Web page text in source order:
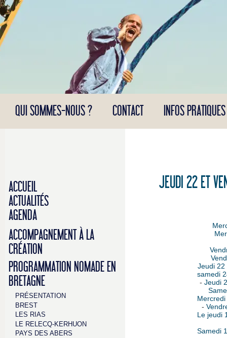
Panneau de gestion des cookies
QUI SOMMES-NOUS ? CONTACT INFOS PRATIQUES
ACCUEIL
ACTUALITÉS
AGENDA
ACCOMPAGNEMENT À LA
CRÉATION
PROGRAMMATION NOMADE EN
BRETAGNE
PRÉSENTATION
BREST
LES RIAS
LE RELECQ-KERHUON
PAYS DES ABERS
JEUDI 22 ET
Jeudi 22
samedi
- Jeudi
-
Le jeudi
Samedi